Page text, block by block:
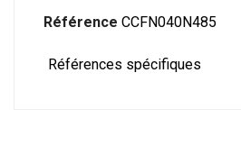
Référence CCFN040N485
Références spécifiques